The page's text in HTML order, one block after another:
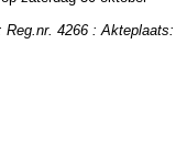
Reg.nr. 4266 : Akteplaats: